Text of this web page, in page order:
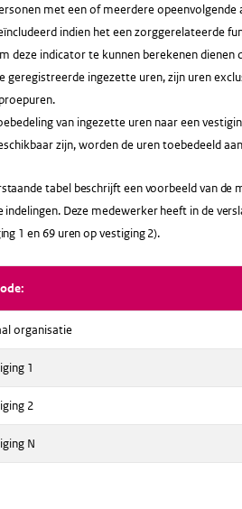
met een of meerdere
indien het een zorggerelateerde
deze indicator te kunnen berekenen
geregistreerde ingezette uren, zijn uren
van ingezette uren naar een
zijn, worden de uren toebedeeld
tabel beschrijft een voorbeeld van
indelingen. Deze medewerker heeft in de
1 en 69 uren op vestiging 2).
organisatie
1
2
N